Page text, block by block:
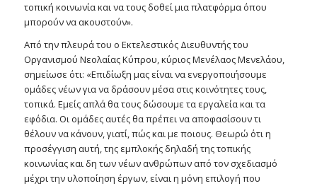
τοπική κοινωνία και να τους δοθεί μια πλατφόρμα όπου
μπορούν να ακουστούν».
Από την πλευρά του ο Εκτελεστικός Διευθυντής του
Οργανισμού Νεολαίας Κύπρου, κύριος Μενέλαος Μενελάου,
σημείωσε ότι: «Επιδίωξη μας είναι να ενεργοποιήσουμε
ομάδες νέων για να δράσουν μέσα στις κοινότητες τους,
τοπικά. Εμείς απλά θα τους δώσουμε τα εργαλεία και τα
εφόδια. Οι ομάδες αυτές θα πρέπει να αποφασίσουν τι
θέλουν να κάνουν, γιατί, πώς και με ποιους. Θεωρώ ότι η
προσέγγιση αυτή, της εμπλοκής δηλαδή της τοπικής
κοινωνίας και δη των νέων ανθρώπων από τον σχεδιασμό
μέχρι την υλοποίηση έργων, είναι η μόνη επιλογή που